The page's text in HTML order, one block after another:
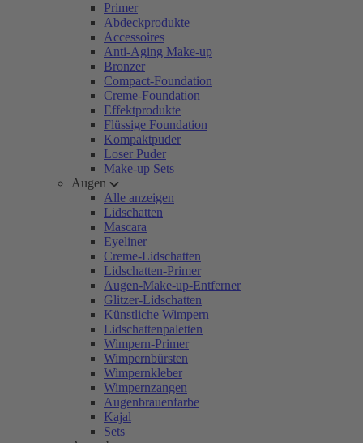
Primer
Abdeckprodukte
Accessoires
Anti-Aging Make-up
Bronzer
Compact-Foundation
Creme-Foundation
Effektprodukte
Flüssige Foundation
Kompaktpuder
Loser Puder
Make-up Sets
Augen
Alle anzeigen
Lidschatten
Mascara
Eyeliner
Creme-Lidschatten
Lidschatten-Primer
Augen-Make-up-Entferner
Glitzer-Lidschatten
Künstliche Wimpern
Lidschattenpaletten
Wimpern-Primer
Wimpernbürsten
Wimpernkleber
Wimpernzangen
Augenbrauenfarbe
Kajal
Sets